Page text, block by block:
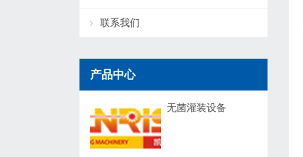
联系我们
产品中心
无菌灌装设备